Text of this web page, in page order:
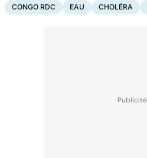
CONGO RDC EAU CHOLÉRA